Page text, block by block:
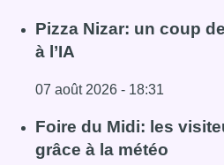
Pizza Nizar: un coup
à l’IA
07 août 2026 - 18:31
Lire l'article Pizza Nizar: un
Foire du Midi: les
grâce à la météo